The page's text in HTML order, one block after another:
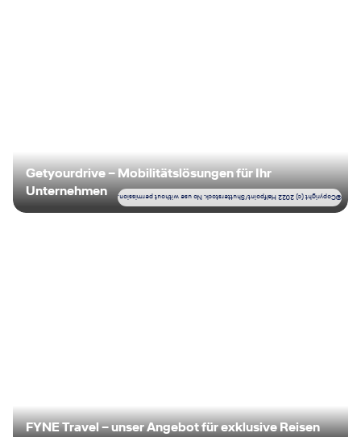
Getyourdrive – Mobilitätslösungen für Ihr
Unternehmen
©
Copyright (c) 2022 Halfpoint/Shutterstock. No use without permission.
FYNE Travel – unser Angebot für exklusive Reisen